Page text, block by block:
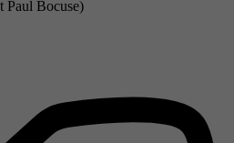
Paul Bocuse)